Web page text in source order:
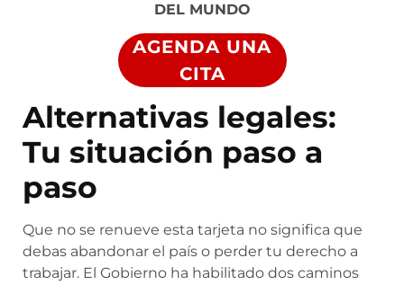
DEL MUNDO
AGENDA UNA
CITA
Alternativas legales:
Tu situación paso a
paso
Que no se renueve esta tarjeta no significa que
debas abandonar el país o perder tu derecho a
trabajar. El Gobierno ha habilitado dos caminos